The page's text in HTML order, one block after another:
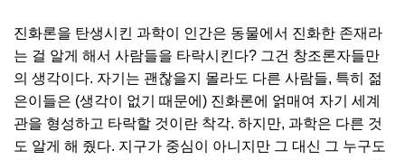
진화론을 탄생시킨 과학이 인간은 동물에서 진화한 존재라
는 걸 알게 해서 사람들을 타락시킨다? 그건 창조론자들만
의 생각이다. 자기는 괜찮을지 몰라도 다른 사람들, 특히 젊
은이들은 (생각이 없기 때문에) 진화론에 얽매여 자기 세계
관을 형성하고 타락할 것이란 착각. 하지만, 과학은 다른 것
도 알게 해 줬다. 지구가 중심이 아니지만 그 대신 그 누구도